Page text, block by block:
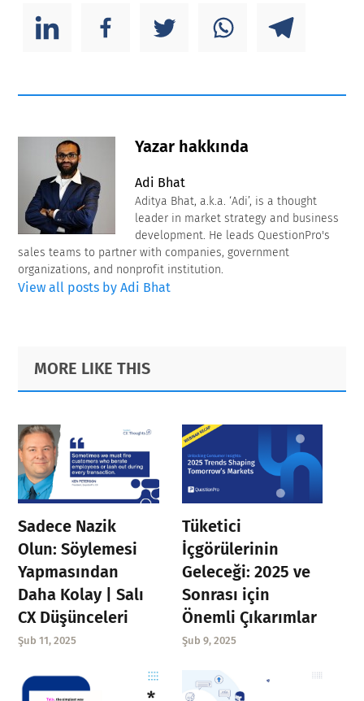
Yazar hakkında
Adi Bhat
Aditya Bhat, a.k.a. ‘Adi’, is a thought
leader in market strategy and business
development. He leads QuestionPro's
sales teams to partner with companies, government
organizations, and nonprofit institution.
View all posts by Adi Bhat
Primary
Sidebar
Footer
MORE LIKE THIS
Sadece Nazik
Olun: Söylemesi
Yapmasından
Daha Kolay | Salı
CX Düşünceleri
Şub 11, 2025
Tüketici
İçgörülerinin
Geleceği: 2025 ve
Sonrası için
Önemli Çıkarımlar
Şub 9, 2025